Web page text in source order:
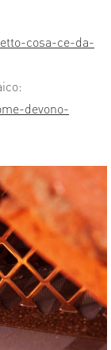
cosa-ce-da-
devono-